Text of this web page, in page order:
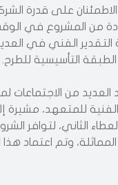
على قدرة
من المشروع في
الفني في العديد
التأسيسية للطرح.
من الاجتماعات
للمتعهد، مشيرة
الثاني، لتوافر
وتم اعتماد هذا